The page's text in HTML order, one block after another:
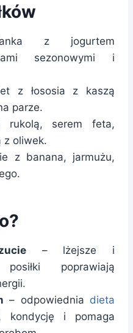
z jogurtem
sezonowymi i
z łososia z kaszą
parze.
rukolą, serem feta,
z oliwek.
z banana, jarmużu,
– lżejsze i
posiłki poprawiają
– odpowiednia dieta
kondycję i pomaga